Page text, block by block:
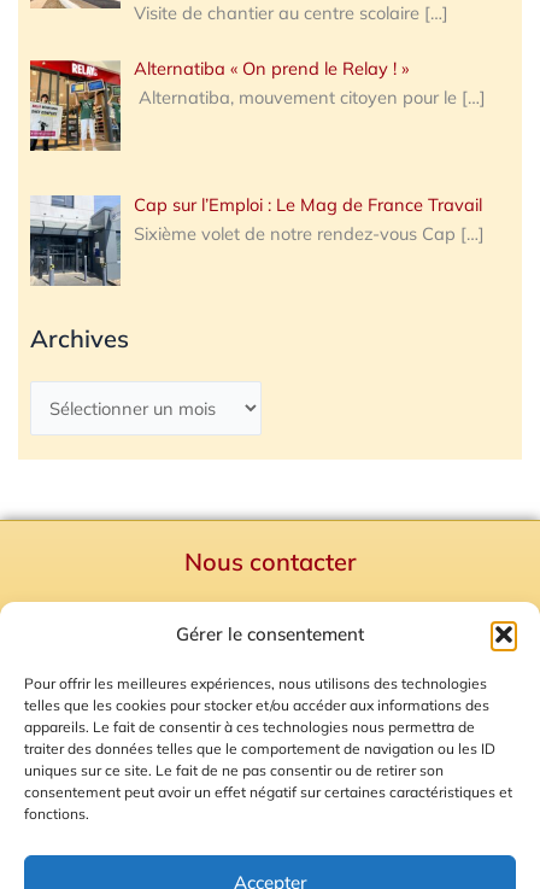
Gérer le consentement
Pour offrir les meilleures expériences, nous utilisons des technologies
telles que les cookies pour stocker et/ou accéder aux informations des
appareils. Le fait de consentir à ces technologies nous permettra de
traiter des données telles que le comportement de navigation ou les ID
uniques sur ce site. Le fait de ne pas consentir ou de retirer son
consentement peut avoir un effet négatif sur certaines caractéristiques et
fonctions.
Accepter
Visite de chantier au centre scolaire […]
Alternatiba « On prend le Relay ! »
Alternatiba, mouvement citoyen pour le […]
Cap sur l’Emploi : Le Mag de France Travail
Sixième volet de notre rendez-vous Cap […]
Archives
Nous contacter
Mentions Légales
Plan du site
Gestion des Cookies